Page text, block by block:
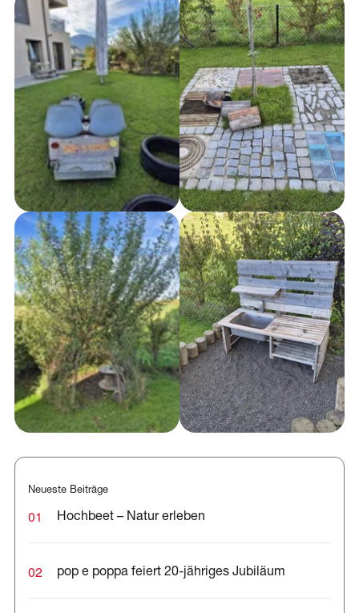
Neueste Beiträge
01 Hochbeet – Natur erleben
02 pop e poppa feiert 20-jähriges Jubiläum